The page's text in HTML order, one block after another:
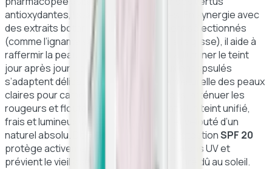
antioxydantes, lissantes et stimulantes. En synergie avec
des extraits botaniques rigoureusement sélectionnés
(comme l’igname sauvage, la prêle et la réglisse), il aide à
raffermir la peau, à lisser les ridules et à illuminer le teint
jour après jour. Les pigments minéraux encapsulés
s’adaptent délicatement à la carnation naturelle des peaux
claires pour camoufler les imperfections, atténuer les
rougeurs et flouter les pores. Résultat ? Un teint unifié,
frais et lumineux, associé à un fini mat et velouté d’un
naturel absolu. De plus, son indice de protectionSPF 20
protège activement votre visage des rayons UV et
prévient le vieillissement cutané prématuré dû au soleil.